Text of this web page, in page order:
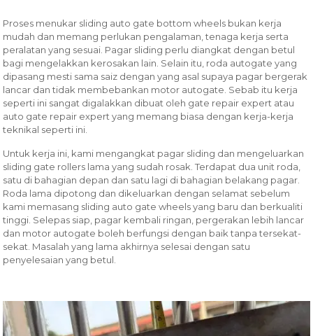
Proses menukar sliding auto gate bottom wheels bukan kerja
mudah dan memang perlukan pengalaman, tenaga kerja serta
peralatan yang sesuai. Pagar sliding perlu diangkat dengan betul
bagi mengelakkan kerosakan lain. Selain itu, roda autogate yang
dipasang mesti sama saiz dengan yang asal supaya pagar bergerak
lancar dan tidak membebankan motor autogate. Sebab itu kerja
seperti ini sangat digalakkan dibuat oleh gate repair expert atau
auto gate repair expert yang memang biasa dengan kerja-kerja
teknikal seperti ini.
Untuk kerja ini, kami mengangkat pagar sliding dan mengeluarkan
sliding gate rollers lama yang sudah rosak. Terdapat dua unit roda,
satu di bahagian depan dan satu lagi di bahagian belakang pagar.
Roda lama dipotong dan dikeluarkan dengan selamat sebelum
kami memasang sliding auto gate wheels yang baru dan berkualiti
tinggi. Selepas siap, pagar kembali ringan, pergerakan lebih lancar
dan motor autogate boleh berfungsi dengan baik tanpa tersekat-
sekat. Masalah yang lama akhirnya selesai dengan satu
penyelesaian yang betul.